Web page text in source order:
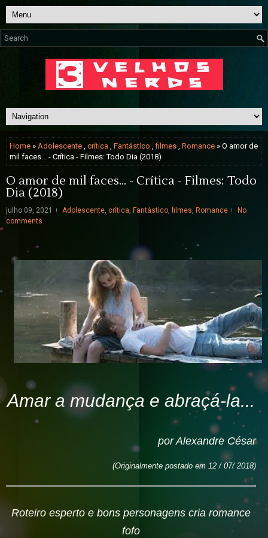
Home » Adolescente , crítica , Fantástico ,filmes , Romance » O amor de
mil faces... - Crítica - Filmes: Todo Dia (2018)
O amor de mil faces... - Crítica - Filmes: Todo
Dia (2018)
julho 09, 2021 Adolescente, crítica, Fantástico,filmes, Romance
No
comments
Amar a mudança e abraçá-la...
por Alexandre César
(Originalmente postado em 12 / 07/ 2018)
Roteiro esperto e bons personagens cria romance
fofo